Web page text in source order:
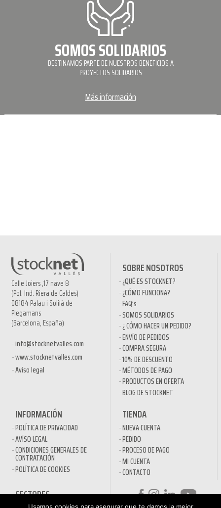
SOMOS SOLIDARIOS
DESTINAMOS PARTE DE NUESTROS BENEFICIOS A
PROYECTOS SOLIDARIOS
Más información
Calle Joiers ,17 nave 8
(Pol. Ind. Riera de Caldes)
08184 Palau i Solità de
Plegamans
(Barcelona, España)
info@stocknetvalles.com
www.stocknetvalles.com
Aviso legal
SOBRE NOSOTROS
¿QUÉ ES STOCKNET?
¿CÓMO FUNCIONA?
FAQ’s
SOMOS SOLIDARIOS
¿ CÓMO HACER UN PEDIDO?
ENVÍO DE PEDIDOS
COMPRA SEGURA
10% DE DESCUENTO
MÉTODOS DE PAGO
PRODUCTOS EN OFERTA
BLOG DE STOCKNET
INFORMACIÓN
POLÍTICA DE PRIVACIDAD
AVÍSO LEGAL
CONDICIONES GENERALES DE
CONTRATACIÓN
POLÍTICA DE COOKIES
TIENDA
NUEVA CUENTA
PEDIDO
PROCESO DE PAGO
MI CUENTA
CONTACTO
SECTORES